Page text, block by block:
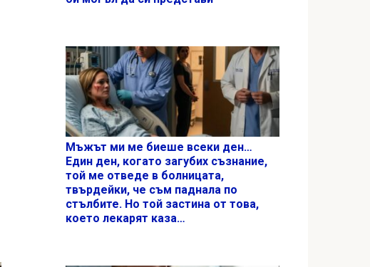
Мъжът ми ме биеше всеки ден…
Един ден, когато загубих съзнание,
той ме отведе в болницата,
твърдейки, че съм паднала по
стълбите. Но той застина от това,
което лекарят каза…